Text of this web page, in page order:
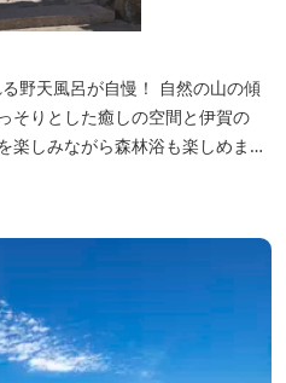
そりとした癒しの空間と伊賀の
楽しみながら森林浴も楽しめま
船もあり、風情ある空間が魅力
湯があります。ぬるめの湯はじっ